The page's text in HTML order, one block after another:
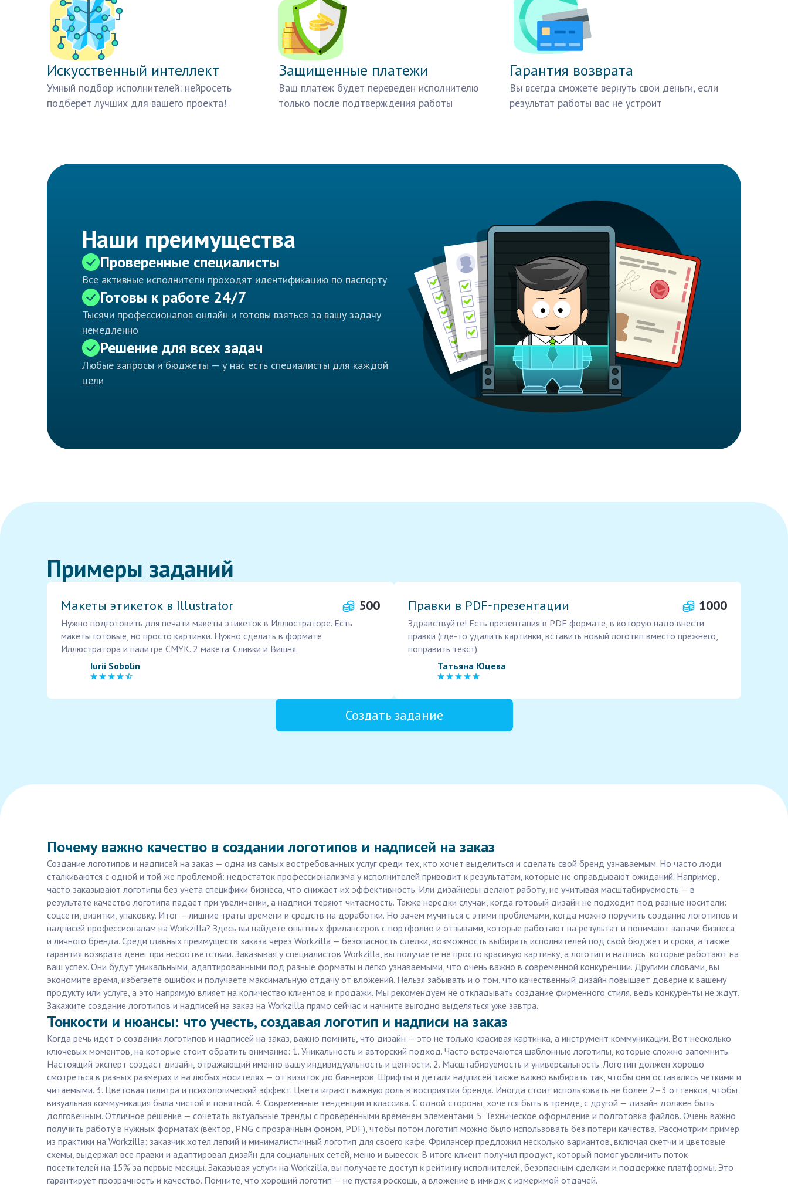
Искусственный интеллект
Умный подбор исполнителей: нейросеть
подберёт лучших для вашего проекта!
Защищенные платежи
Ваш платеж будет переведен исполнителю
только после подтверждения работы
Гарантия возврата
Вы всегда сможете вернуть свои деньги, если
результат работы вас не устроит
Наши преимущества
Проверенные специалисты
Все активные исполнители проходят идентификацию по паспорту
Готовы к работе 24/7
Тысячи профессионалов онлайн и готовы взяться за вашу задачу
немедленно
Решение для всех задач
Любые запросы и бюджеты — у нас есть специалисты для каждой
цели
Примеры заданий
Макеты этикеток в Illustrator 500
Нужно подготовить для печати макеты этикеток в Иллюстраторе. Есть
макеты готовые, но просто картинки. Нужно сделать в формате
Иллюстратора и палитре CMYK. 2 макета. Сливки и Вишня.
Iurii Sobolin
Правки в PDF‑презентации 1000
Здравствуйте! Есть презентация в PDF формате, в которую надо внести
правки (где-то удалить картинки, вставить новый логотип вместо прежнего,
поправить текст).
Татьяна Юцева
Создать задание
Почему важно качество в создании логотипов и надписей на заказ
Создание логотипов и надписей на заказ — одна из самых востребованных услуг среди тех, кто хочет выделиться и сделать свой бренд узнаваемым. Но часто люди
сталкиваются с одной и той же проблемой: недостаток профессионализма у исполнителей приводит к результатам, которые не оправдывают ожиданий. Например,
часто заказывают логотипы без учета специфики бизнеса, что снижает их эффективность. Или дизайнеры делают работу, не учитывая масштабируемость — в
результате качество логотипа падает при увеличении, а надписи теряют читаемость. Также нередки случаи, когда готовый дизайн не подходит под разные носители:
соцсети, визитки, упаковку. Итог — лишние траты времени и средств на доработки. Но зачем мучиться с этими проблемами, когда можно поручить создание логотипов и
надписей профессионалам на Workzilla? Здесь вы найдете опытных фрилансеров с портфолио и отзывами, которые работают на результат и понимают задачи бизнеса
и личного бренда. Среди главных преимуществ заказа через Workzilla — безопасность сделки, возможность выбирать исполнителей под свой бюджет и сроки, а также
гарантия возврата денег при несоответствии. Заказывая у специалистов Workzilla, вы получаете не просто красивую картинку, а логотип и надпись, которые работают на
ваш успех. Они будут уникальными, адаптированными под разные форматы и легко узнаваемыми, что очень важно в современной конкуренции. Другими словами, вы
экономите время, избегаете ошибок и получаете максимальную отдачу от вложений. Нельзя забывать и о том, что качественный дизайн повышает доверие к вашему
продукту или услуге, а это напрямую влияет на количество клиентов и продажи. Мы рекомендуем не откладывать создание фирменного стиля, ведь конкуренты не ждут.
Закажите создание логотипов и надписей на заказ на Workzilla прямо сейчас и начните выгодно выделяться уже завтра.
Тонкости и нюансы: что учесть, создавая логотип и надписи на заказ
Когда речь идет о создании логотипов и надписей на заказ, важно помнить, что дизайн — это не только красивая картинка, а инструмент коммуникации. Вот несколько
ключевых моментов, на которые стоит обратить внимание: 1. Уникальность и авторский подход. Часто встречаются шаблонные логотипы, которые сложно запомнить.
Настоящий эксперт создаст дизайн, отражающий именно вашу индивидуальность и ценности. 2. Масштабируемость и универсальность. Логотип должен хорошо
смотреться в разных размерах и на любых носителях — от визиток до баннеров. Шрифты и детали надписей также важно выбирать так, чтобы они оставались четкими и
читаемыми. 3. Цветовая палитра и психологический эффект. Цвета играют важную роль в восприятии бренда. Иногда стоит использовать не более 2–3 оттенков, чтобы
визуальная коммуникация была чистой и понятной. 4. Современные тенденции и классика. С одной стороны, хочется быть в тренде, с другой — дизайн должен быть
долговечным. Отличное решение — сочетать актуальные тренды с проверенными временем элементами. 5. Техническое оформление и подготовка файлов. Очень важно
получить работу в нужных форматах (вектор, PNG с прозрачным фоном, PDF), чтобы потом логотип можно было использовать без потери качества. Рассмотрим пример
из практики на Workzilla: заказчик хотел легкий и минималистичный логотип для своего кафе. Фрилансер предложил несколько вариантов, включая скетчи и цветовые
схемы, выдержал все правки и адаптировал дизайн для социальных сетей, меню и вывесок. В итоге клиент получил продукт, который помог увеличить поток
посетителей на 15% за первые месяцы. Заказывая услуги на Workzilla, вы получаете доступ к рейтингу исполнителей, безопасным сделкам и поддержке платформы. Это
гарантирует прозрачность и качество. Помните, что хороший логотип — не пустая роскошь, а вложение в имидж с измеримой отдачей.